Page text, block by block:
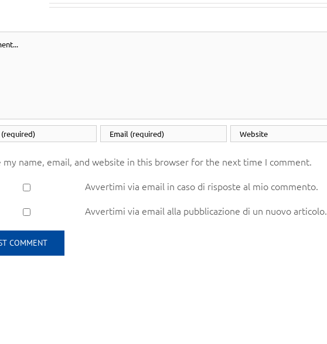
my name, email, and website in this browser for the next time I comment.
Avvertimi via email in caso di risposte al mio commento.
Avvertimi via email alla pubblicazione di un nuovo articolo.